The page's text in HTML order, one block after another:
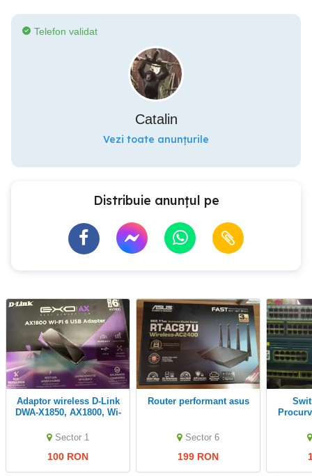
Telefon validat
Catalin
Vezi toate anunțurile
Distribuie anunțul pe
Adaptor wireless D-Link
DWA-X1850, AX1800, Wi-
Sector 1
100 RON
Router performant asus
Sector 6
199 RON
Swith Hp J9020A
48TC-